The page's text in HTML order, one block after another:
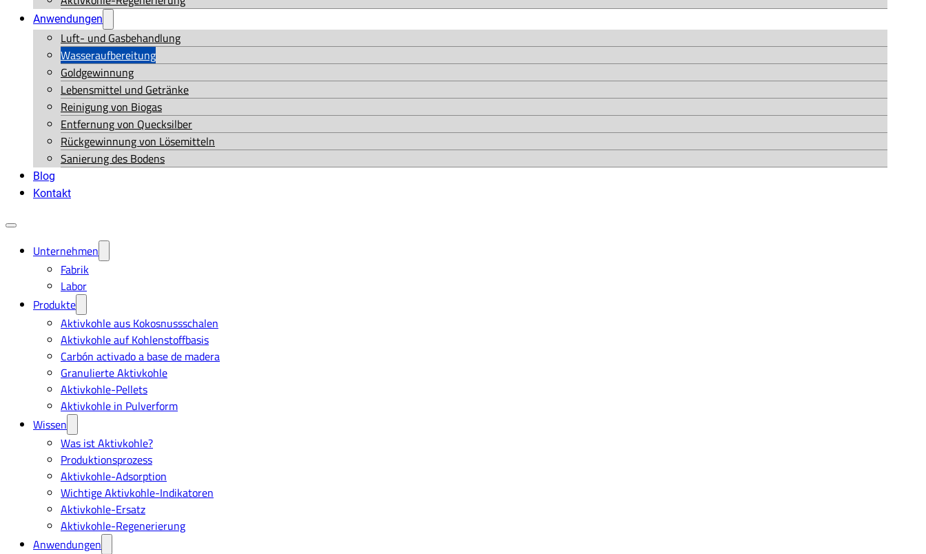
Anwendungen
Luft- und Gasbehandlung
Wasseraufbereitung
Goldgewinnung
Lebensmittel und Getränke
Reinigung von Biogas
Entfernung von Quecksilber
Rückgewinnung von Lösemitteln
Sanierung des Bodens
Blog
Kontakt
Unternehmen
Fabrik
Labor
Produkte
Aktivkohle aus Kokosnussschalen
Aktivkohle auf Kohlenstoffbasis
Carbón activado a base de madera
Granulierte Aktivkohle
Aktivkohle-Pellets
Aktivkohle in Pulverform
Wissen
Was ist Aktivkohle?
Produktionsprozess
Aktivkohle-Adsorption
Wichtige Aktivkohle-Indikatoren
Aktivkohle-Ersatz
Aktivkohle-Regenerierung
Anwendungen